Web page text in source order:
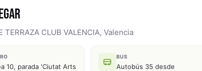
TERRAZA CLUB VALENCIA, Valencia
10, parada 'Ciutat Arts
BUS
Autobús 35 desde